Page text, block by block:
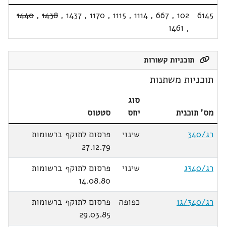
6145
102
,
667
,
1114
,
1115
,
1170
,
1437
,
1438
,
1440
,
1461
תוכניות קשורות
תוכניות משתנות
מס' תוכנית
סוג
יחס
סטטוס
רג/340
שינוי
פרסום לתוקף ברשומות
27.12.79
רג/340ג
שינוי
פרסום לתוקף ברשומות
14.08.80
רג/340/ג1
כפופה
פרסום לתוקף ברשומות
29.03.85